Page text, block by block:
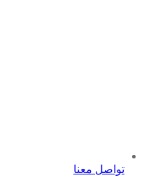
تواصل معنا